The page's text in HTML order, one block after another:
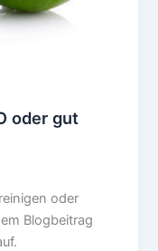
oder gut
oder
Blogbeitrag